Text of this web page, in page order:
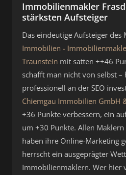
Immobilienmakler
stärksten Aufsteiger
Das eindeutige Aufsteiger des
Immobilien -
Traunstein mit satten ++46
schafft man nicht von selbst
professionell an der SEO
Chiemgau Immobilien GmbH
+36 Punkte verbessern, ein
um +30 Punkte. Allen
haben ihre Online-Marketing
herrscht ein ausgeprägter
Immobilienmaklern. Wer hier